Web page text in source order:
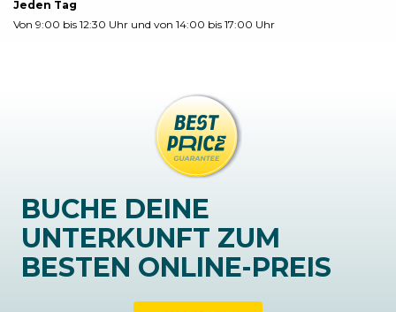
Jeden Tag
Von 9:00 bis 12:30 Uhr und von 14:00 bis 17:00 Uhr
BUCHE DEINE
UNTERKUNFT ZUM
BESTEN ONLINE-PREIS